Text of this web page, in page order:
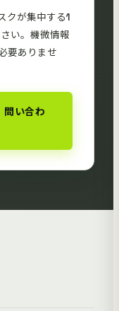
クが集中する1
い。機微情報
要ありませ
問い合わ